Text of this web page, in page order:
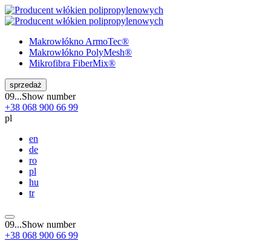
Makrowłókno ArmoTec®
Makrowłókno PolyMesh®
Mikrofibra FiberMix®
sprzedaż
09...Show number
+38 068 900 66 99
pl
en
de
ro
pl
hu
tr
09...Show number
+38 068 900 66 99